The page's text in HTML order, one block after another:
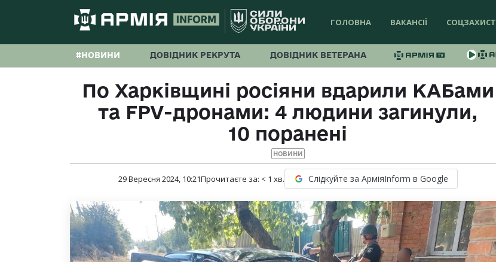
ГОЛОВНА ВАКАНСІЇ СОЦЗАХИСТ
#НОВИНИ ДОВІДНИК РЕКРУТА ДОВІДНИК ВЕТЕРАНА
По Харківщині росіяни вдарили КАБами
та FPV-дронами: 4 людини загинули,
10 поранені
НОВИНИ
29 Вересня 2024, 10:21Прочитаєте за: < 1 хв. Слідкуйте за АрміяInform в Google